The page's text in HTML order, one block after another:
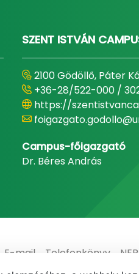
SZENT ISTVÁN
2100 Gödöllő, Páter
+36-28/522-000 /
https://
Campus-főigazgató
Dr. Béres András
E-mail Telefonkönyv